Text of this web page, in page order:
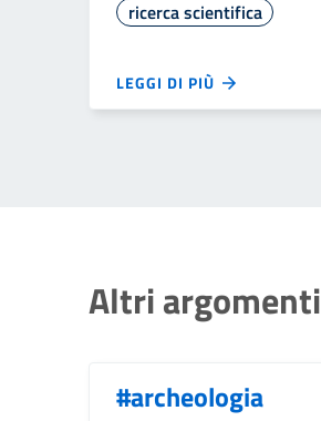
ricerca scientifica
LEGGI DI PIÙ
Altri argomenti
#archeologia